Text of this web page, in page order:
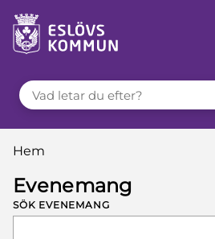
till innehåll
VAD LETAR DU EFTER?
Du är här:
Hem
Evenemang
SÖK EVENEMANG